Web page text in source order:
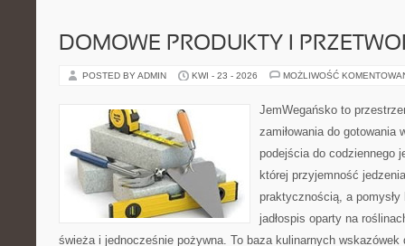
DOMOWE PRODUKTY I
POSTED BY ADMIN KWI - 23 - 2026 MOŻLIWOŚĆ
JemWegańsko to
zamiłowania do gotowania
podejścia do codziennego
której przyjemność
praktycznością, a
jadłospis oparty na
świeża i jednocześnie pożywna. To baza kulinarnych